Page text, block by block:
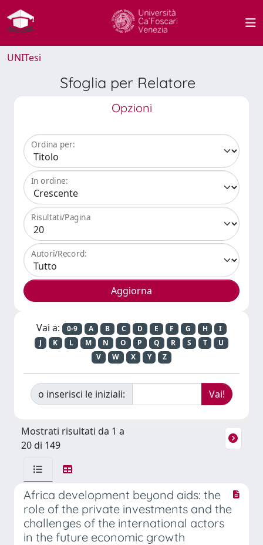
UNITesi
Sfoglia per Relatore
Opzioni
Ordina per:
In ordine:
Risultati/Pagina
Autori/Record:
Vai a: 0-9 A B C D E F G H
I
J
K L M N O P Q R S T
U
V
W X Y Z
o inserisci le iniziali:
Mostrati risultati da 1 a
20 di 149
Africa development beyond aids: the
role of the private investments and the
challenges of the international actors
in the future economic growth